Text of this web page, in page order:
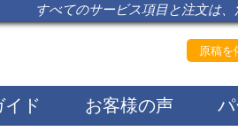
すべてのサービス項目と注文は
原稿を
イド お客様の声